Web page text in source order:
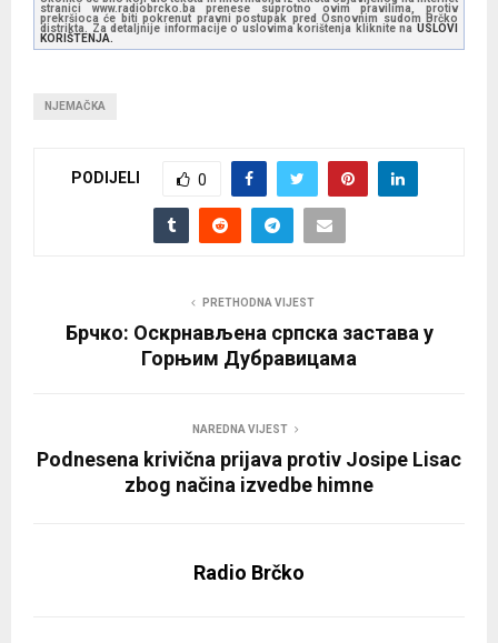
stranici www.radiobrcko.ba prenese suprotno ovim pravilima, protiv
prekršioca će biti pokrenut pravni postupak pred Osnovnim sudom Brčko
distrikta. Za detaljnije informacije o uslovima korištenja kliknite na USLOVI
KORIŠTENJA.
NJEMAČKA
PODIJELI 0
PRETHODNA VIJEST
Брчко: Оскрнављена српска застава у
Горњим Дубравицама
NAREDNA VIJEST
Podnesena krivična prijava protiv Josipe Lisac
zbog načina izvedbe himne
Radio Brčko